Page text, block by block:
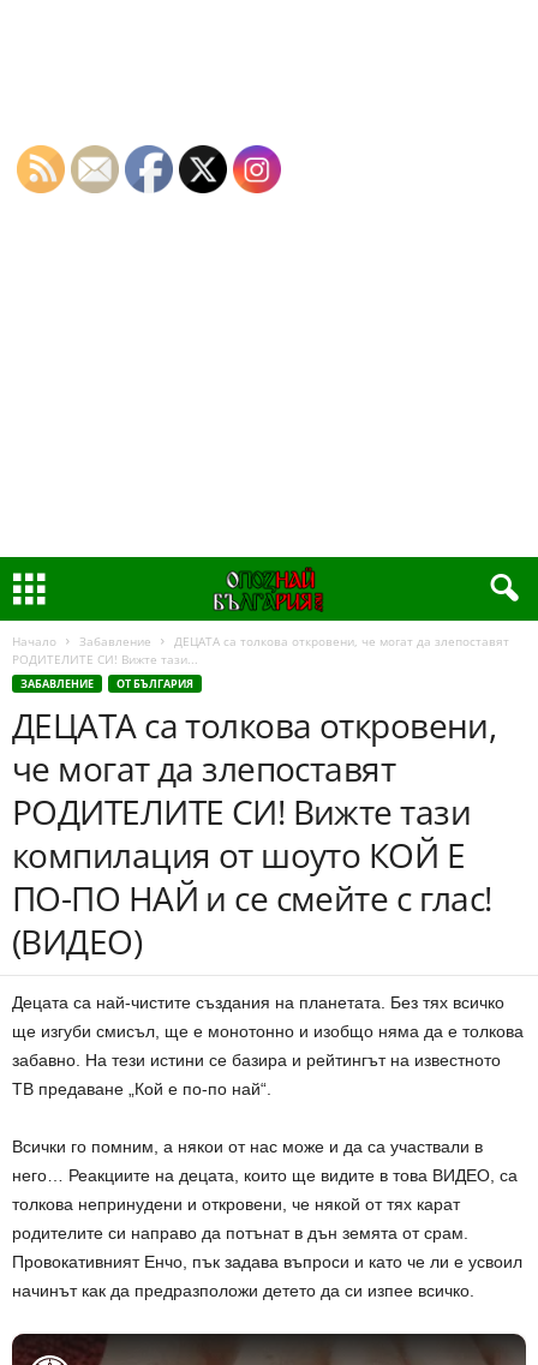
Начало Забавление
ДЕЦАТА са толкова откровени, че могат да злепоставят
РОДИТЕЛИТЕ СИ! Вижте тази...
ЗАБАВЛЕНИЕ ОТ БЪЛГАРИЯ
ДЕЦАТА са толкова откровени,
че могат да злепоставят
РОДИТЕЛИТЕ СИ! Вижте тази
компилация от шоуто КОЙ Е
ПО-ПО НАЙ и се смейте с глас!
(ВИДЕО)
Децата са най-чистите създания на планетата. Без тях всичко
ще изгуби смисъл, ще е монотонно и изобщо няма да е толкова
забавно. На тези истини се базира и рейтингът на известното
ТВ предаване „Кой е по-по най“.
Всички го помним, а някои от нас може и да са участвали в
него… Реакциите на децата, които ще видите в това ВИДЕО, са
толкова непринудени и откровени, че някой от тях карат
родителите си направо да потънат в дън земята от срам.
Провокативният Енчо, пък задава въпроси и като че ли е усвоил
начинът как да предразположи детето да си изпее всичко.